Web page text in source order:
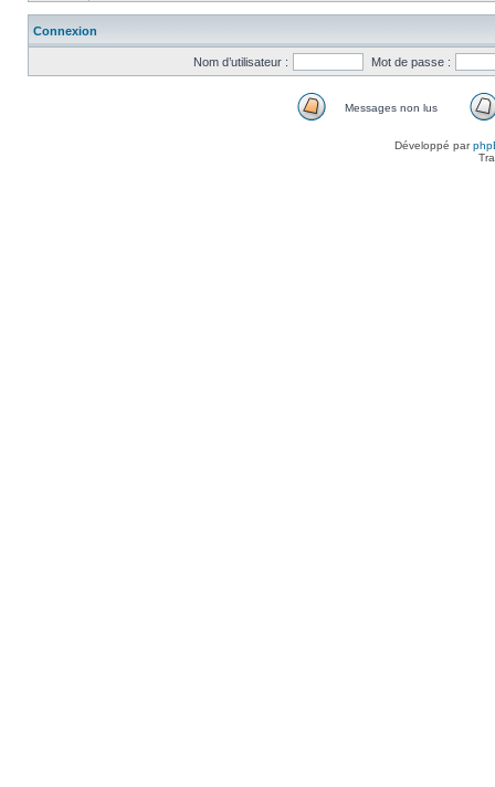
Connexion
Nom d’utilisateur : Mot de passe :
Messages non lus
Développé par